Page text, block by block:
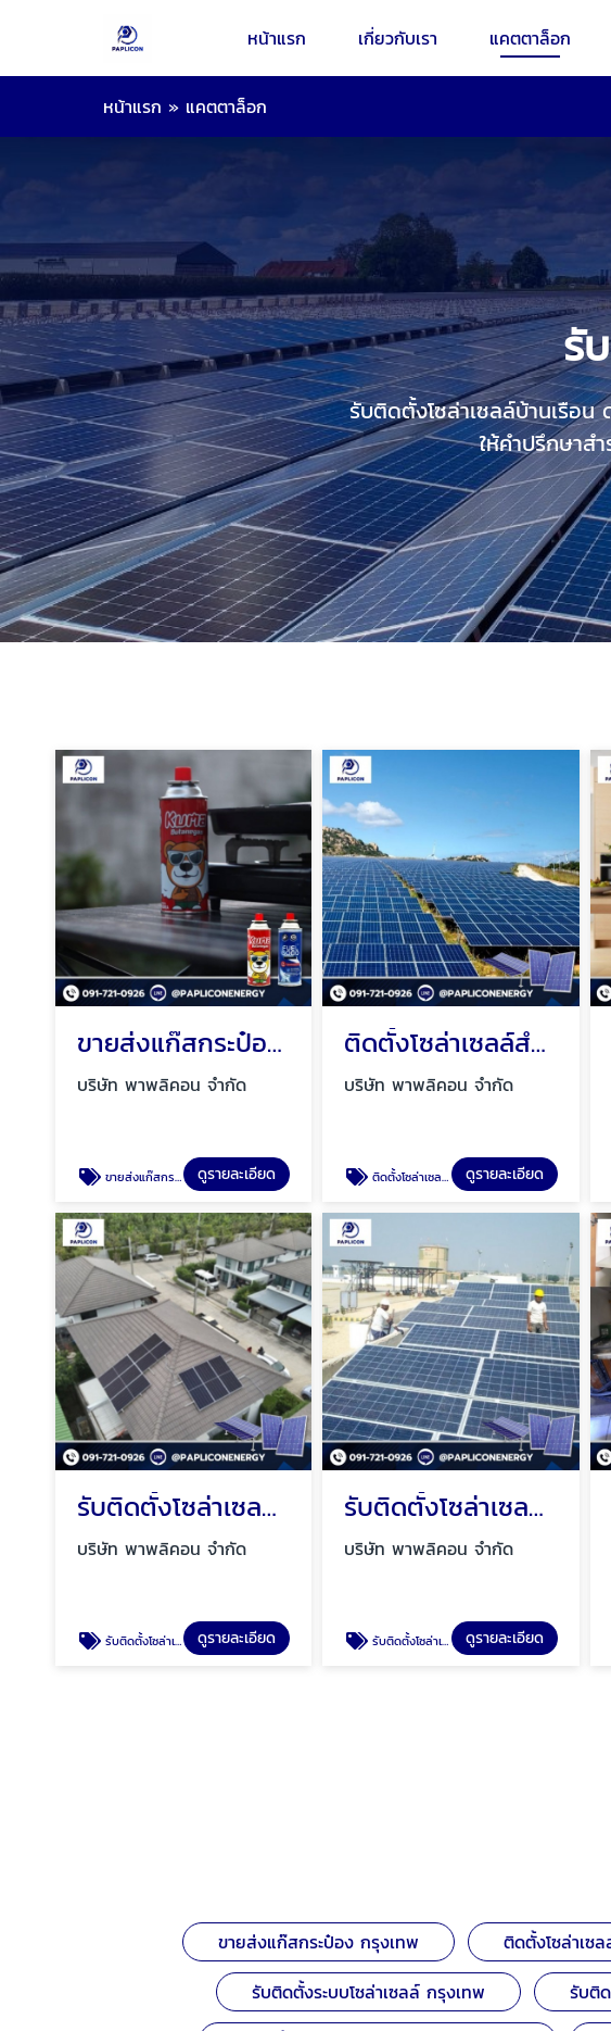
หน้าแรก เกี่ยวกับเรา แคตตาล็อก
หน้าแรก » แคตตาล็อก
รั
รับติดตั้งโซล่าเซลล์บ้านเรือ
ให้คำปรึกษาส
ขายส่งแก๊สกระป๋อง กรุงเทพ
บริษัท พาพลิคอน จำกัด
ขายส่งแก๊สกระป๋อง กรุงเทพ ดูรายละเอียด
ติดตั้งโซล่าเซลล์สําหรับโรงงานอุตสาหกรรม
บริษัท พาพลิคอน จำกัด
ติดตั้งโซล่าเซลล์สําหรับโรงงานอุตสาหกรรม ดูรายละเอียด
รับติดตั้งโซล่าเซลล์บ้าน ที่พักอาศัย นนทบุรี
บริษัท พาพลิคอน จำกัด
รับติดตั้งโซล่าเซลล์บ้าน ที่พักอาศัย นนทบุรี ดูรายละเอียด
รับติดตั้งโซล่าเซลล์โรงงาน สมุทรปราการ
บริษัท พาพลิคอน จำกัด
รับติดตั้งโซล่าเซลล์โรงงาน สมุทรปราการ ดูรายละเอียด
ขายส่งแก๊สกระป๋อง กรุงเทพ ติดตั้งโซล่าเซ
รับติดตั้งระบบโซล่าเซลล์ กรุงเทพ
รับติ